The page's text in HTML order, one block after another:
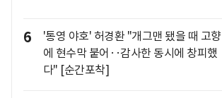
6
'통영 야호' 허경환 "개그맨 됐을 때 고향
에 현수막 붙어‥감사한 동시에 창피했
다" [순간포착]